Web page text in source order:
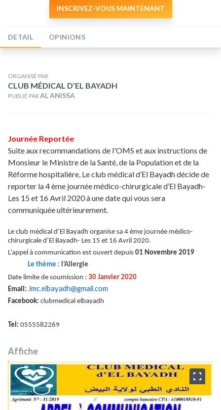
INSCRIVEZ-VOUS MAINTENANT
DETAIL OPINIONS
ORGANISÉ PAR
CLUB MÉDICAL D’EL BAYADH
PUBLIÉ PARAL ANISSA
Journée Reportée
Suite aux recommandations de l'OMS et aux instructions de
Monsieur le Ministre de la Santé, de la Population et de la
Réforme hospitalière, Le club médical d’El Bayadh décide de
reporter la 4 ème journée médico-chirurgicale d’El Bayadh-
Les 15 et 16 Avril 2020 à une date qui vous sera
communiquée ultérieurement.
Le club médical d’El Bayadh organise sa 4 ème journée médico-
chirurgicale d’El Bayadh- Les 15 et 16 Avril 2020.
L’appel à communication est ouvert depuis 01 Novembre 2019
Le thème : l’Allergie
Date limite de soumission : 30 Janvier 2020
Email: Jmc.elbayadh@gmail.com
Facebook: clubmedical elbayadh
Tel: 0555582269
Affiche